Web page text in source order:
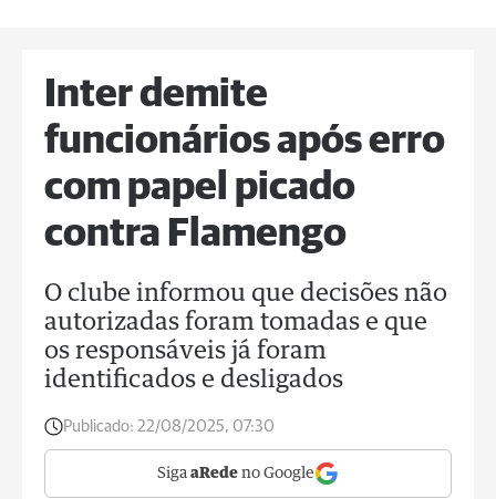
Inter demite
funcionários após erro
com papel picado
contra Flamengo
O clube informou que decisões não
autorizadas foram tomadas e que
os responsáveis já foram
identificados e desligados
Publicado: 22/08/2025, 07:30
Siga aRede no Google